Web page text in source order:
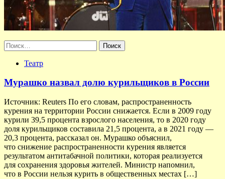
Найти:
Театр
Мурашко назвал долю курильщиков в России
Источник: Reuters По его словам, распространенность
курения на территории России снижается. Если в 2009 году
курили 39,5 процента взрослого населения, то в 2020 году
доля курильщиков составила 21,5 процента, а в 2021 году —
20,3 процента, рассказал он. Мурашко объяснил,
что снижение распространенности курения является
результатом антитабачной политики, которая реализуется
для сохранения здоровья жителей. Министр напомнил,
что в России нельзя курить в общественных местах […]